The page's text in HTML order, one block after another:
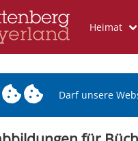
Heimat
Darf unsere